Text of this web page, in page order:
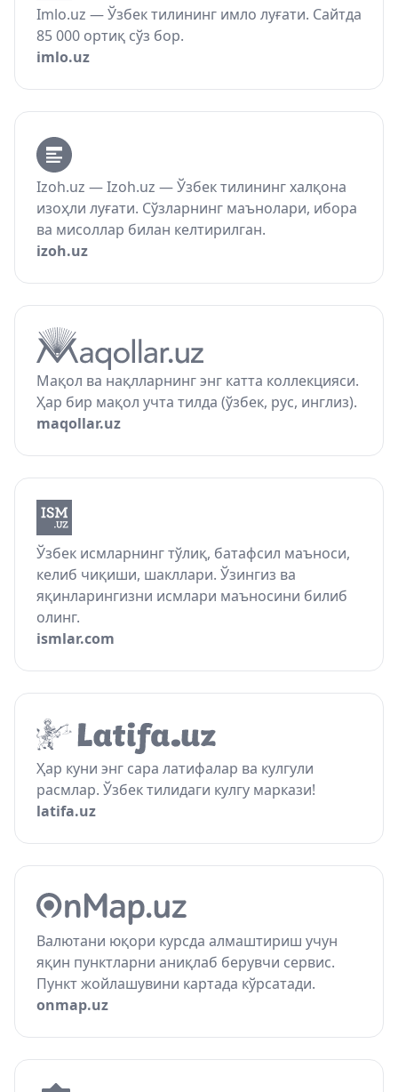
Imlo.uz — Ўзбек тилининг имло луғати. Сайтда
85 000 ортиқ сўз бор.
imlo.uz
Izoh.uz — Izoh.uz — Ўзбек тилининг халқона
изоҳли луғати. Сўзларнинг маънолари, ибора
ва мисоллар билан келтирилган.
izoh.uz
Мақол ва нақлларнинг энг катта коллекцияси.
Ҳар бир мақол учта тилда (ўзбек, рус, инглиз).
maqollar.uz
Ўзбек исмларнинг тўлиқ, батафсил маъноси,
келиб чиқиши, шакллари. Ўзингиз ва
яқинларингизни исмлари маъносини билиб
олинг.
ismlar.com
Ҳар куни энг сара латифалар ва кулгули
расмлар. Ўзбек тилидаги кулгу маркази!
latifa.uz
Валютани юқори курсда алмаштириш учун
яқин пунктларни аниқлаб берувчи сервис.
Пункт жойлашувини картада кўрсатади.
onmap.uz